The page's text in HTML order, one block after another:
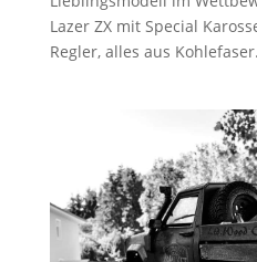
Lazer ZX mit Special
Regler, alles aus